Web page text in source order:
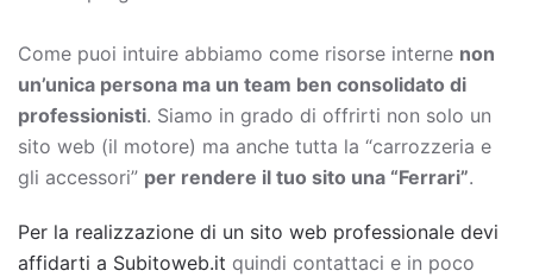
Come puoi intuire abbiamo come risorse interne non
un’unica persona ma un team ben consolidato di
professionisti. Siamo in grado di offrirti non solo un
sito web (il motore) ma anche tutta la “carrozzeria e
gli accessori” per rendere il tuo sito una “Ferrari”.
Per la realizzazione di un sito web professionale devi
affidarti a Subitoweb.it quindi contattaci e in poco